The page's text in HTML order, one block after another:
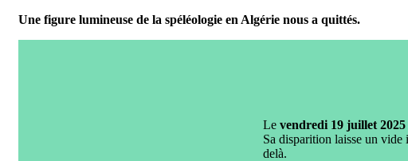
Une figure lumineuse de la spéléologie en Algérie nous a quittés.
Le vendredi 19 juillet 2025
Sa disparition laisse un
delà.